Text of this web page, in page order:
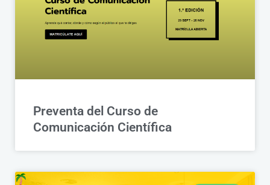
Preventa del Curso de
Comunicación Científica